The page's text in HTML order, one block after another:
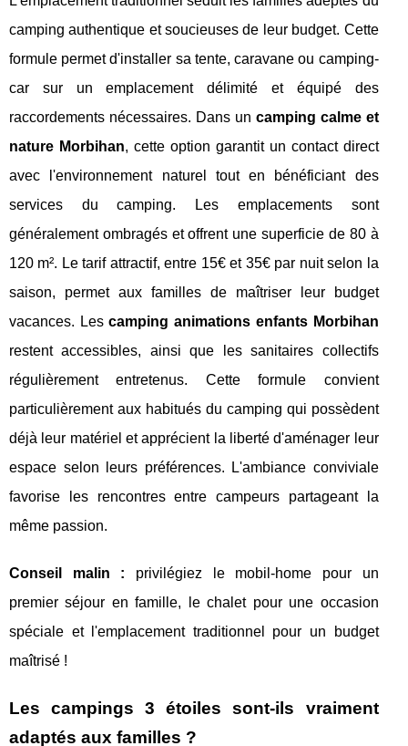
camping authentique et soucieuses de leur budget. Cette
formule permet d'installer sa tente, caravane ou camping-
car sur un emplacement délimité et équipé des
raccordements nécessaires. Dans un camping calme et
nature Morbihan, cette option garantit un contact direct
avec l'environnement naturel tout en bénéficiant des
services du camping. Les emplacements sont
généralement ombragés et offrent une superficie de 80 à
120 m². Le tarif attractif, entre 15€ et 35€ par nuit selon la
saison, permet aux familles de maîtriser leur budget
vacances. Lescamping animations enfants Morbihan
restent accessibles, ainsi que les sanitaires collectifs
régulièrement entretenus. Cette formule convient
particulièrement aux habitués du camping qui possèdent
déjà leur matériel et apprécient la liberté d'aménager leur
espace selon leurs préférences. L'ambiance conviviale
favorise les rencontres entre campeurs partageant la
même passion.
Conseil malin : privilégiez le mobil-home pour un
premier séjour en famille, le chalet pour une occasion
spéciale et l'emplacement traditionnel pour un budget
maîtrisé !
Les campings 3 étoiles sont-ils vraiment
adaptés aux familles ?